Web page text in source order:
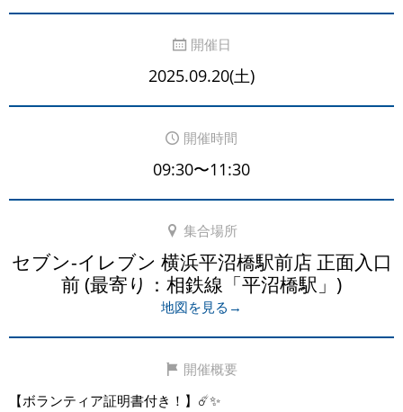
開催日
2025.09.20(土)
開催時間
09:30〜11:30
集合場所
セブン-イレブン 横浜平沼橋駅前店 正面入口
前 (最寄り：相鉄線「平沼橋駅」)
地図を見る→
開催概要
【ボランティア証明書付き！】☄️✨